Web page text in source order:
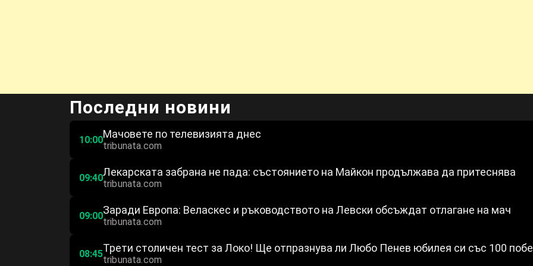
Последни новини
10:00Мачовете по телевизията днес
tribunata.com
09:40Лекарската забрана не пада: състоянието на Майкон продължава да притеснява
tribunata.com
09:00Заради Европа: Веласкес и ръководството на Левски обсъждат отлагане на мач
tribunata.com
08:45Трети столичен тест за Локо! Ще отпразнува ли Любо Пенев юбилея си със 100
tribunata.com